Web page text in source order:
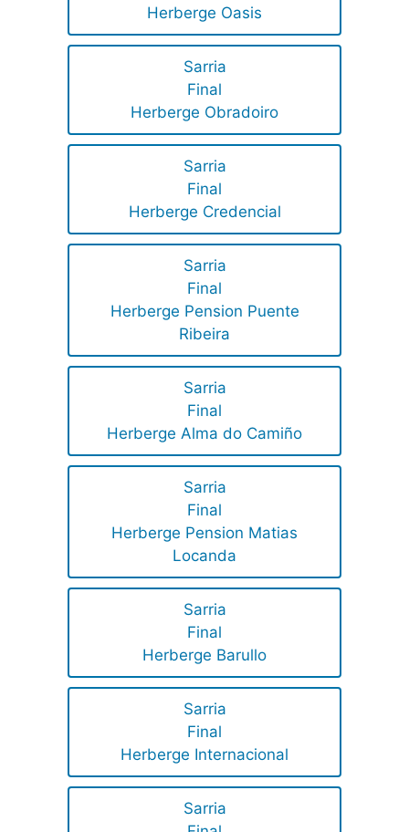
Herberge Oasis
Sarria
Final
Herberge Obradoiro
Sarria
Final
Herberge Credencial
Sarria
Final
Herberge Pension Puente
Ribeira
Sarria
Final
Herberge Alma do Camiño
Sarria
Final
Herberge Pension Matias
Locanda
Sarria
Final
Herberge Barullo
Sarria
Final
Herberge Internacional
Sarria